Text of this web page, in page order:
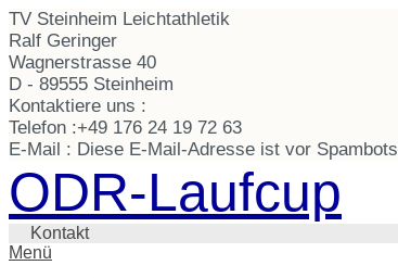
TV Steinheim Leichtathletik
Ralf Geringer
Wagnerstrasse 40
D - 89555 Steinheim
Kontaktiere uns :
Telefon :+49 176 24 19 72 63
E-Mail : Diese E-Mail-Adresse ist vor
ODR-Laufcup
Kontakt
Menü